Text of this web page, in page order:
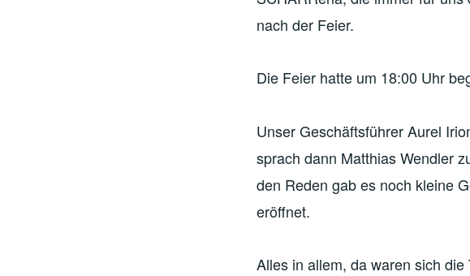
nach der Feier.
Die Feier hatte um 18:00 Uhr
Unser Geschäftsführer Aurel
sprach dann Matthias Wendler
den Reden gab es noch kleine
eröffnet.
Alles in allem, da waren sich